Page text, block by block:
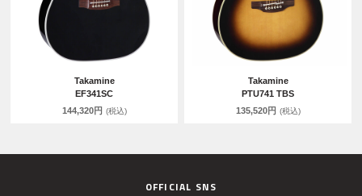
Takamine
EF341SC
144,320円 (税込)
Takamine
PTU741 TBS
135,520円 (税込)
OFFICIAL SNS